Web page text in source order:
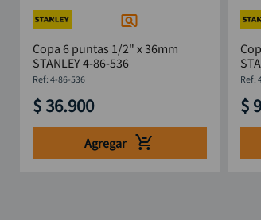
Copa 6 puntas 1/2" x 36mm
STANLEY 4-86-536
: 4-86-536
$36.900
Agregar
:
$